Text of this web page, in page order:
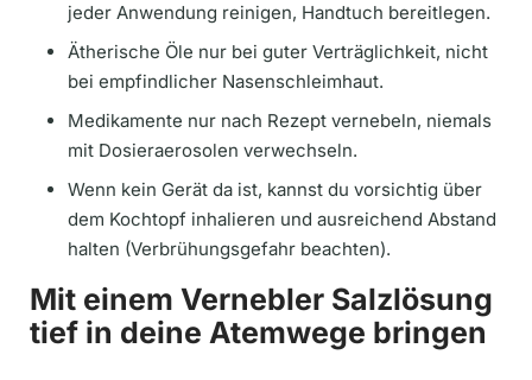
jeder Anwendung reinigen, Handtuch bereitlegen.
Ätherische Öle nur bei guter Verträglichkeit, nicht
bei empfindlicher Nasenschleimhaut.
Medikamente nur nach Rezept vernebeln, niemals
mit Dosieraerosolen verwechseln.
Wenn kein Gerät da ist, kannst du vorsichtig über
dem Kochtopf inhalieren und ausreichend Abstand
halten (Verbrühungsgefahr beachten).
Mit einem Vernebler Salzlösung
tief in deine Atemwege bringen